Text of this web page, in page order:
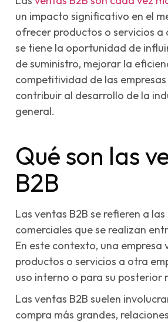
un impacto significativo en el
ofrecer productos o servicios a
se tiene la oportunidad de
de suministro, mejorar la
competitividad de las
contribuir al desarrollo de la
general.
Qué son las
B2B
Las ventas B2B se refieren a
comerciales que se realizan
En este contexto, una empresa
productos o servicios a otra
uso interno o para su posterior
Las ventas B2B suelen
compra más grandes,